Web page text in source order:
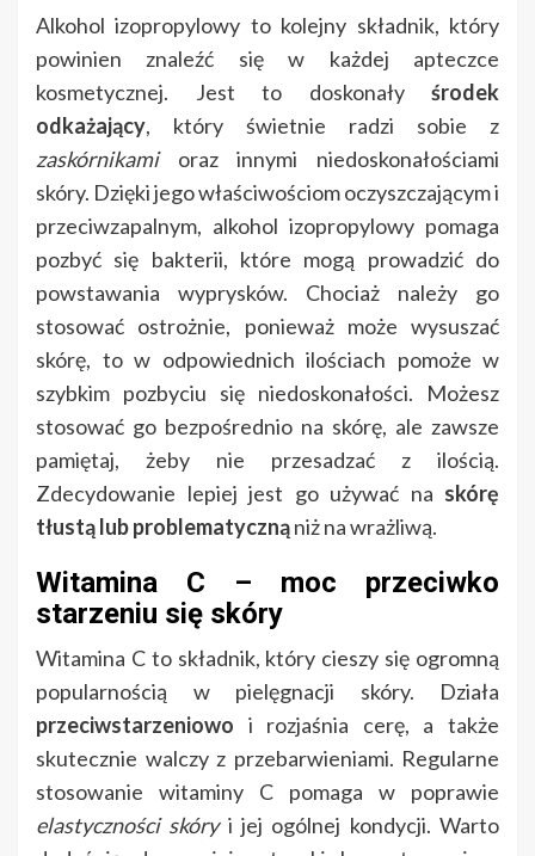
Alkohol izopropylowy to kolejny składnik, który
powinien znaleźć się w każdej apteczce
kosmetycznej. Jest to doskonały środek
odkażający, który świetnie radzi sobie z
zaskórnikamioraz innymi niedoskonałościami
skóry. Dzięki jego właściwościom oczyszczającym i
przeciwzapalnym, alkohol izopropylowy pomaga
pozbyć się bakterii, które mogą prowadzić do
powstawania wyprysków. Chociaż należy go
stosować ostrożnie, ponieważ może wysuszać
skórę, to w odpowiednich ilościach pomoże w
szybkim pozbyciu się niedoskonałości. Możesz
stosować go bezpośrednio na skórę, ale zawsze
pamiętaj, żeby nie przesadzać z ilością.
Zdecydowanie lepiej jest go używać na skórę
tłustą lub problematycznąniż na wrażliwą.
Witamina C – moc przeciwko
starzeniu się skóry
Witamina C to składnik, który cieszy się ogromną
popularnością w pielęgnacji skóry. Działa
przeciwstarzeniowo i rozjaśnia cerę, a także
skutecznie walczy z przebarwieniami. Regularne
stosowanie witaminy C pomaga w poprawie
elastyczności skóryi jej ogólnej kondycji. Warto